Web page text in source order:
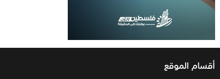
أقسام الموقع